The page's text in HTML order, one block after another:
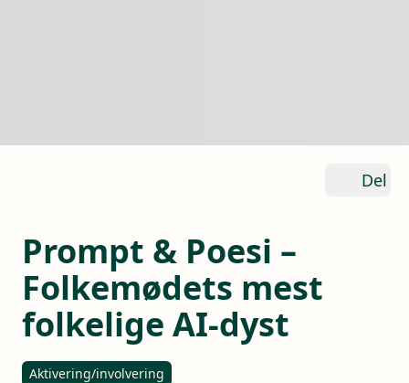
Del
Prompt & Poesi –
Folkemødets mest
folkelige AI-dyst
Aktivering/involvering